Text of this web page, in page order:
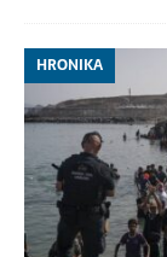
HRONIKA